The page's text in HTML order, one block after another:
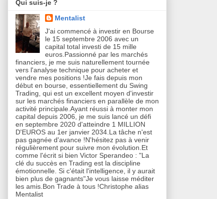
Qui suis-je ?
Mentalist
J'ai commencé à investir en Bourse
le 15 septembre 2006 avec un
capital total investi de 15 mille
euros.Passionné par les marchés
financiers, je me suis naturellement tournée
vers l'analyse technique pour acheter et
vendre mes positions !Je fais depuis mon
début en bourse, essentiellement du Swing
Trading, qui est un excellent moyen d'investir
sur les marchés financiers en parallèle de mon
activité principale.Ayant réussi à monter mon
capital depuis 2006, je me suis lancé un défi
en septembre 2020 d'atteindre 1 MILLION
D'EUROS au 1er janvier 2034.La tâche n'est
pas gagnée d'avance !N'hésitez pas à venir
régulièrement pour suivre mon évolution.Et
comme l'écrit si bien Victor Sperandeo : "La
clé du succès en Trading est la discipline
émotionnelle. Si c'était l'intelligence, il y aurait
bien plus de gagnants"Je vous laisse méditer
les amis.Bon Trade à tous !Christophe alias
Mentalist